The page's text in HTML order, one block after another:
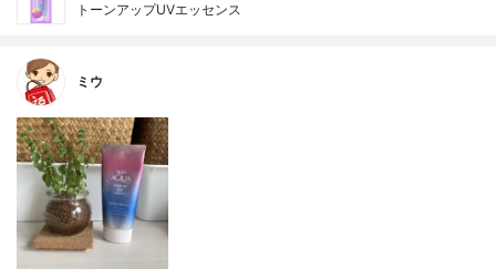
トーンアップUVエッセンス
ミウ